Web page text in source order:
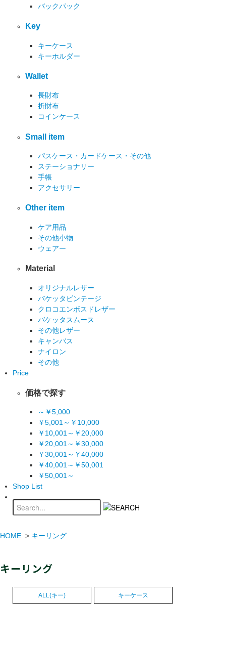
バックパック
Key
キーケース
キーホルダー
Wallet
長財布
折財布
コインケース
Small item
パスケース・カードケース・その他
ステーショナリー
手帳
アクセサリー
Other item
ケア用品
その他小物
ウェアー
Material
オリジナルレザー
バケッタビンテージ
クロコエンボスドレザー
バケッタスムース
その他レザー
キャンバス
ナイロン
その他
Price
価格で探す
～￥5,000
￥5,001～￥10,000
￥10,001～￥20,000
￥20,001～￥30,000
￥30,001～￥40,000
￥40,001～￥50,001
￥50,001～
Shop List
HOME > キーリング
キーリング
ALL(キー) キーケース